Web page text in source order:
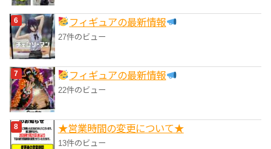
フィギュアの最新情報
27件のビュー
フィギュアの最新情報
22件のビュー
★営業時間の変更について★
13件のビュー